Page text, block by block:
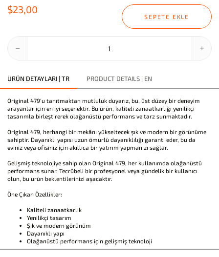
$23,00
SEPETE EKLE
ÜRÜN DETAYLARI | TR PRODUCT DETAILS | EN
Original 479'u tanıtmaktan mutluluk duyarız, bu, üst düzey bir deneyim
arayanlar için en iyi seçenektir. Bu ürün, kaliteli zanaatkarlığı yenilikçi
tasarımla birleştirerek olağanüstü performans ve tarz sunmaktadır.
Original 479, herhangi bir mekânı yükseltecek şık ve modern bir görünüme
sahiptir. Dayanıklı yapısı uzun ömürlü dayanıklılığı garanti eder, bu da
eviniz veya ofisiniz için akıllıca bir yatırım yapmanızı sağlar.
Gelişmiş teknolojiye sahip olan Original 479, her kullanımda olağanüstü
performans sunar. Tecrübeli bir profesyonel veya gündelik bir kullanıcı
olun, bu ürün beklentilerinizi aşacaktır.
Öne Çıkan Özellikler:
Kaliteli zanaatkarlık
Yenilikçi tasarım
Şık ve modern görünüm
Dayanıklı yapı
Olağanüstü performans için gelişmiş teknoloji